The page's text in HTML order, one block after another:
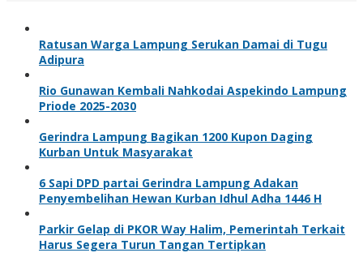
Ratusan Warga Lampung Serukan Damai di Tugu
Adipura
Rio Gunawan Kembali Nahkodai Aspekindo Lampung
Priode 2025-2030
Gerindra Lampung Bagikan 1200 Kupon Daging
Kurban Untuk Masyarakat
6 Sapi DPD partai Gerindra Lampung Adakan
Penyembelihan Hewan Kurban Idhul Adha 1446 H
Parkir Gelap di PKOR Way Halim, Pemerintah Terkait
Harus Segera Turun Tangan Tertipkan